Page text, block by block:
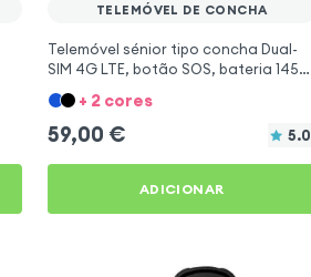
TELEMÓVEL DE CONCHA
Telemóvel sénior tipo concha Dual-
SIM 4G LTE, botão SOS, bateria 1450
mAh - Vermelho
+ 2 cores
59,00 € 5.0
ADICIONAR